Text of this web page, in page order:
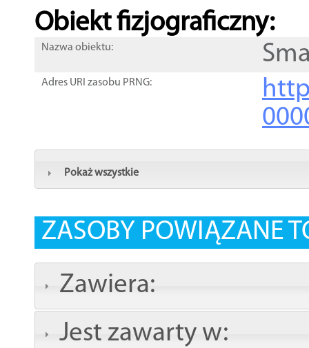
Obiekt fizjograficzny:
Nazwa obiektu:
Adres URI zasobu PRNG:
Pokaż wszystkie
ZASOBY POWIĄZANE
Zawiera:
Jest zawarty w: